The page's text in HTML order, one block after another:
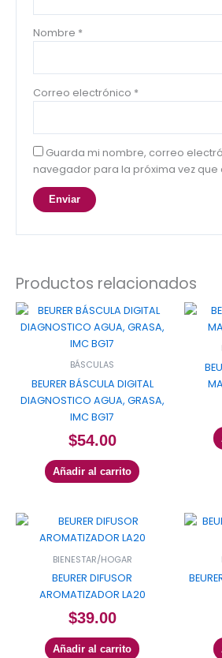
Nombre *
Correo electrónico *
Guarda mi nombre, correo
navegador para la próxima vez que
Productos relacionados
BÁSCULAS
BEURER BÁSCULA DIGITAL
DIAGNOSTICO AGUA, GRASA,
IMC BG17
$54.00
Añadir al carrito
BIENESTAR/HOGAR
BEURER DIFUSOR
AROMATIZADOR LA20
$39.00
Añadir al carrito